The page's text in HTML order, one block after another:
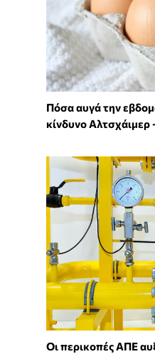
Πόσα αυγά την
κίνδυνο Αλτσχάιμερ
Οι περικοπές ΑΠΕ